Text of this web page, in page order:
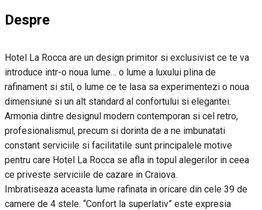
Despre
Hotel La Rocca are un design primitor si exclusivist ce te va
introduce intr-o noua lume… o lume a luxului plina de
rafinament si stil, o lume ce te lasa sa experimentezi o noua
dimensiune si un alt standard al confortului si elegantei.
Armonia dintre designul modern contemporan si cel retro,
profesionalismul, precum si dorinta de a ne imbunatati
constant serviciile si facilitatile sunt principalele motive
pentru care Hotel La Rocca se afla in topul alegerilor in ceea
ce priveste serviciile de cazare in Craiova.
Imbratiseaza aceasta lume rafinata in oricare din cele 39 de
camere de 4 stele. “Confort la superlativ” este expresia